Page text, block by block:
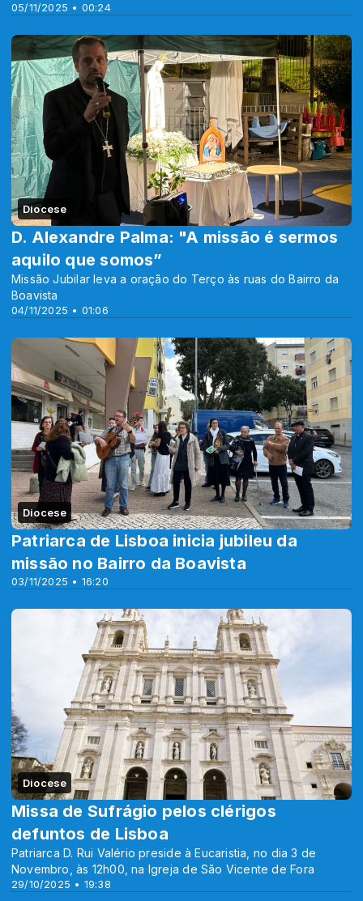
05/11/2025 • 00:24
Diocese
04/11/2025 • 01:06
D. Alexandre Palma: "A missão é sermos
aquilo que somos”
Missão Jubilar leva a oração do Terço às ruas do Bairro da
Boavista
Diocese
03/11/2025 • 16:20
Patriarca de Lisboa inicia jubileu da
missão no Bairro da Boavista
Diocese
29/10/2025 • 19:38
Missa de Sufrágio pelos clérigos
defuntos de Lisboa
Patriarca D. Rui Valério preside à Eucaristia, no dia 3 de
Novembro, às 12h00, na Igreja de São Vicente de Fora